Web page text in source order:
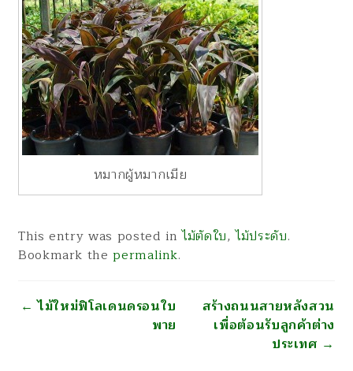
หมากผู้หมากเมีย
This entry was posted inไม้ตัดใบ,ไม้ประดับ.
Bookmark thepermalink.
นำทาง
← ไม้ใหม่ฟิโลเดนดรอนใบ
พาย
สร้างถนนสายหลังสวน
เพื่อต้อนรับลูกค้าต่าง
ประเทศ →